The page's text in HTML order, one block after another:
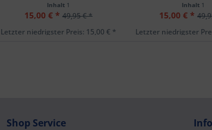
Inhalt 1
15,00 € * 49,95 € *
Letzter niedrigster Preis: 15,00 € *
Inhalt 1
15,00 € *
Letzter niedrigster
Shop Service